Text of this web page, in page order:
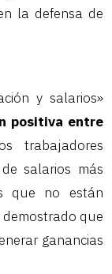
la defensa de
y salarios»
positiva entre
trabajadores
salarios más
que no están
demostrado que
ganancias